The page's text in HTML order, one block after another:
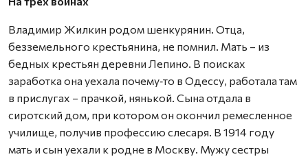
Владимир Жилкин родом шенкурянин. Отца,
безземельного крестьянина, не помнил. Мать – из
бедных крестьян деревни Лепино. В поисках
заработка она уехала почему‑то в Одессу, работала там
в прислугах – прачкой, нянькой. Сына отдала в
сиротский дом, при котором он окончил ремесленное
училище, получив профессию слесаря. В 1914 году
мать и сын уехали к родне в Москву. Мужу сестры